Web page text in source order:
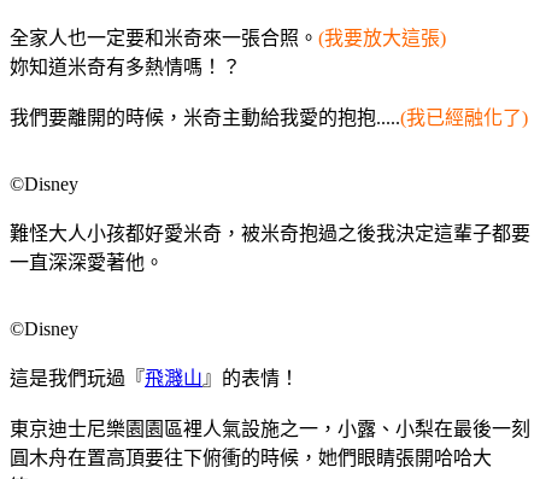
全家人也一定要和米奇來一張合照。 (我要放大這張)
妳知道米奇有多熱情嗎！？
我們要離開的時候，米奇主動給我愛的抱抱.....(我已經融化了)
©Disney
難怪大人小孩都好愛米奇，被米奇抱過之後我決定這輩子都要
一直深深愛著他。
©Disney
這是我們玩過『飛濺山 』的表情！
東京迪士尼樂園園區裡人氣設施之一，小露、小梨在最後一刻
圓木舟在置高頂要往下俯衝的時候，她們眼睛張開哈哈大